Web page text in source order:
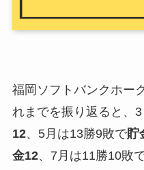
福岡ソフトバンクホー
れまでを振り返ると、
12、5月は13勝9敗で貯
金12、7月は11勝10敗